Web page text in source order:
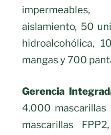
aislamiento, 50
hidroalcohólica,
mangas y 700
Gerencia
4.000 mascarillas
mascarillas